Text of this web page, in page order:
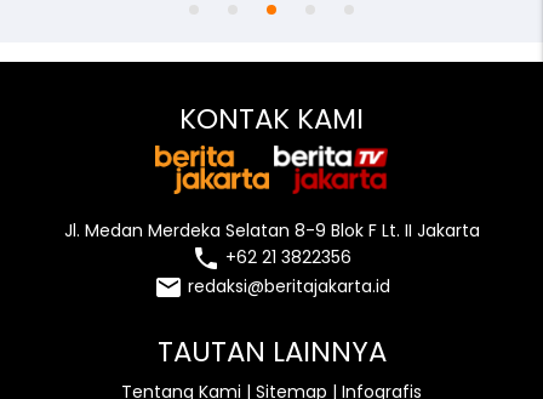
KONTAK KAMI
Jl. Medan Merdeka Selatan 8-9 Blok F Lt. II Jakarta
local_phone +62 21 3822356
email redaksi@beritajakarta.id
TAUTAN LAINNYA
Tentang Kami | Sitemap | Infografis